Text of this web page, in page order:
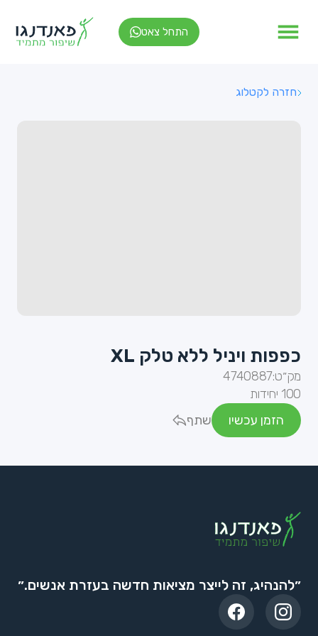
התחל צאט
חזרה לקטלוג
כפפות ויניל ללא טלק XL
מק״ט:4740887
100 יחידות
הזמן עכשיו
שתף
״להנהיג, זה לייצר מציאות חדשה בעזרת אנשים.״